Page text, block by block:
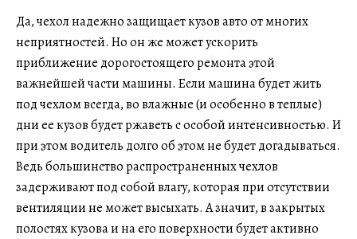
Да, чехол надежно защищает кузов авто от многих
неприятностей. Но он же может ускорить
приближение дорогостоящего ремонта этой
важнейшей части машины. Если машина будет жить
под чехлом всегда, во влажные (и особенно в теплые)
дни ее кузов будет ржаветь с особой интенсивностью. И
при этом водитель долго об этом не будет догадываться.
Ведь большинство распространенных чехлов
задерживают под собой влагу, которая при отсутствии
вентиляции не может высыхать. А значит, в закрытых
полостях кузова и на его поверхности будет активно